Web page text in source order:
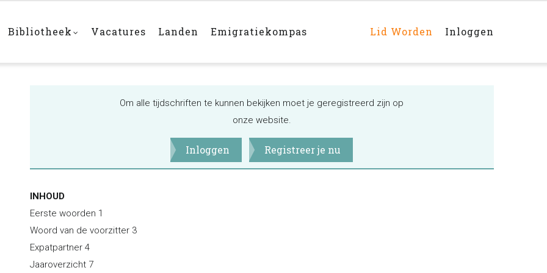
Bibliotheek Vacatures Landen Emigratiekompas
Main
rechts
Lid Worden Inloggen
Om alle tijdschriften te kunnen bekijken moet je geregistreerd zijn op
onze website.
Inloggen Registreer je nu
INHOUD
Eerste woorden 1
Woord van de voorzitter 3
Expatpartner 4
Jaaroverzicht 7